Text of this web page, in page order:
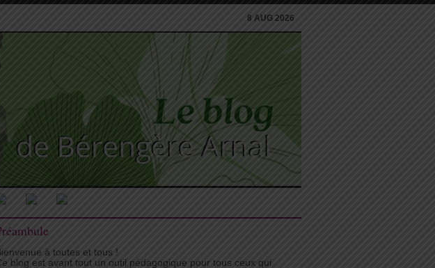
8 AUG 2026
à toutes et tous !
blog est avant tout un outil pédagogique pour tous ceux qui